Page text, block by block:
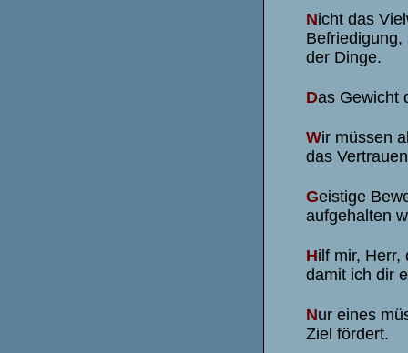
Nicht das
der Dinge.
Das Gewicht
Wir müssen
das
Geistige
aufgehalten
Hilf mir, Herr,
damit ich dir
Nur eines
Ziel fördert.